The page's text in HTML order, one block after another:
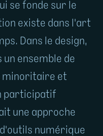
se fonde sur le
existe dans l'art
Dans le design,
un ensemble de
minoritaire et
participatif
une approche
numérique